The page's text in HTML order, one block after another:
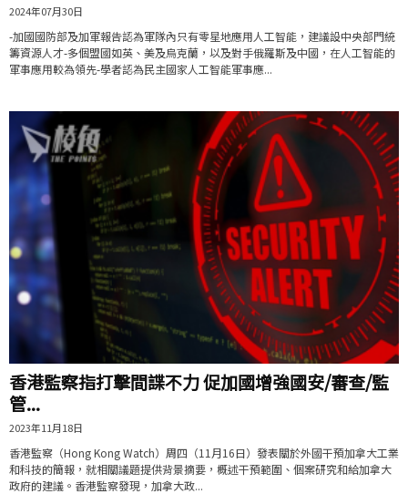
2024年07月30日
-加國國防部及加軍報告認為軍隊內只有零星地應用人工智能，建議設中央部門統
籌資源人才-多個盟國如英、美及烏克蘭，以及對手俄羅斯及中國，在人工智能的
軍事應用較為領先-學者認為民主國家人工智能軍事應...
香港監察指打擊間諜不力 促加國增強國安/審查/監
管...
2023年11月18日
香港監察（Hong Kong Watch）周四（11月16日）發表關於外國干預加拿大工業
和科技的簡報，就相關議題提供背景摘要，概述干預範圍、個案研究和給加拿大
政府的建議。香港監察發現，加拿大政...